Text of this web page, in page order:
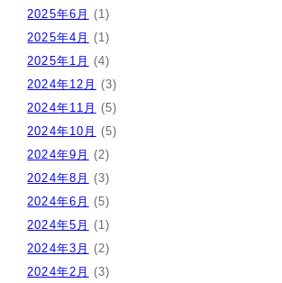
2025年6月 (1)
2025年4月 (1)
2025年1月 (4)
2024年12月 (3)
2024年11月 (5)
2024年10月 (5)
2024年9月 (2)
2024年8月 (3)
2024年6月 (5)
2024年5月 (1)
2024年3月 (2)
2024年2月 (3)